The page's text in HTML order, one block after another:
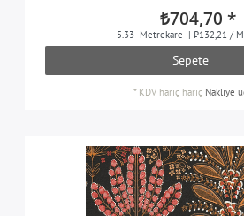
₺704,70 *
5.33 Metrekare | ₺132,21 /
Sepete
* KDV hariç hariç Nakliye